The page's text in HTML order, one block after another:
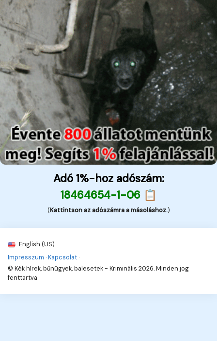
Adó 1%-hoz adószám:
18464654-1-06 📋
(Kattintson az adószámra a másoláshoz.)
English (US)
Impresszum ·Kapcsolat ·
© Kék hírek, bűnügyek, balesetek - Kriminális 2026. Minden jog
fenttartva